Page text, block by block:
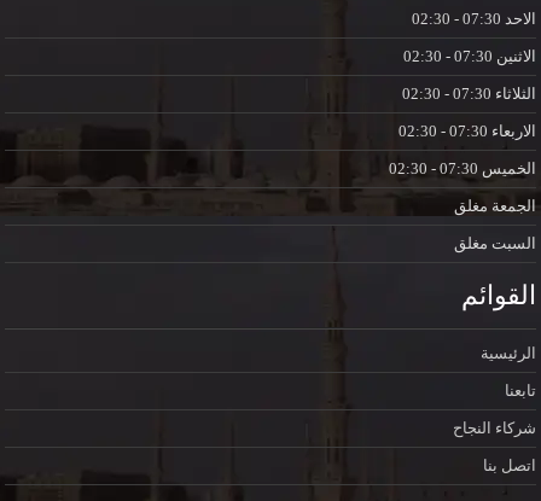
الاحد07:30 - 02:30
الاثنين
الثلاثاء
الاربعاء
الخميس
الجمعة مغلق
السبت مغلق
القوائم
الرئيسية
تابعنا
شركاء النجاح
اتصل بنا